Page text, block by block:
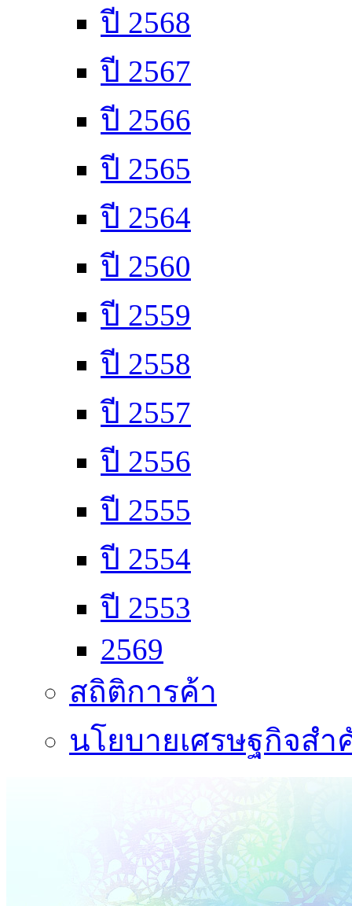
ปี 2568
ปี 2567
ปี 2566
ปี 2565
ปี 2564
ปี 2560
ปี 2559
ปี 2558
ปี 2557
ปี 2556
ปี 2555
ปี 2554
ปี 2553
2569
สถิติการค้า
นโยบายเศรษฐกิจส